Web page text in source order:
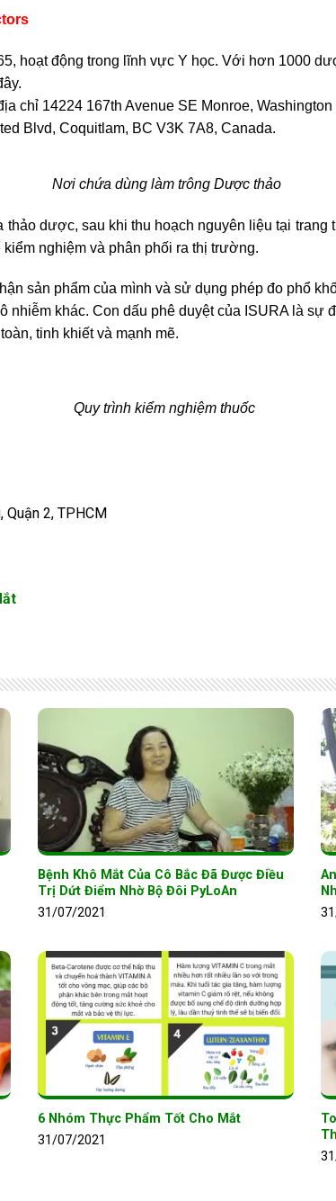
hoạt động trong lĩnh vực Y học. Với hơn 1000
chỉ 14224 167th Avenue SE Monroe,
Blvd, Coquitlam, BC V3K 7A8, Canada.
Nơi chứa dùng làm trông Dược thảo
dược, sau khi thu hoạch nguyên liệu tại trang
nghiệm và phân phối ra thị trường.
sản phẩm của mình và sử dụng phép đo phổ
nhiễm khác. Con dấu phê duyệt của ISURA là sự
tinh khiết và mạnh mẽ.
Quy trình kiểm nghiệm thuốc
2, TPHCM
Bệnh Khô Mắt Của Cô Bắc Đã Được Điều
Trị Dứt Điểm Nhờ Bộ Đôi PyLoAn
31/07/2021
6 Nhóm Thực Phẩm Tốt Cho Mắt
31/07/2021